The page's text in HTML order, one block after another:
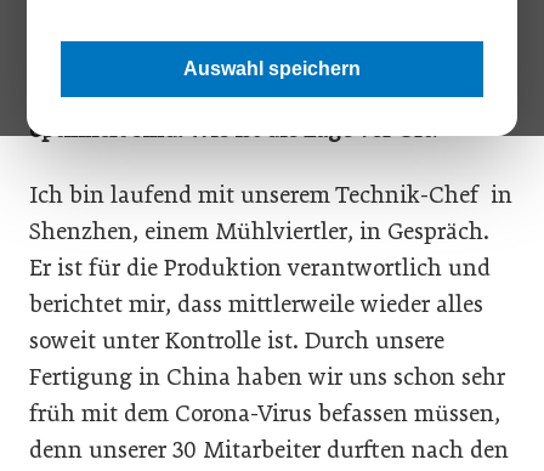
Auswahl speichern
Ihr Unternehmen Emporia stellt in China
Smartphones her, die für die ältere Generation
optimiert sind. Wie ist die Lage vor Ort?
Ich bin laufend mit unserem Technik-Chef in
Shenzhen, einem Mühlviertler, in Gespräch.
Er ist für die Produktion verantwortlich und
berichtet mir, dass mittlerweile wieder alles
soweit unter Kontrolle ist. Durch unsere
Fertigung in China haben wir uns schon sehr
früh mit dem Corona-Virus befassen müssen,
denn unserer 30 Mitarbeiter durften nach den